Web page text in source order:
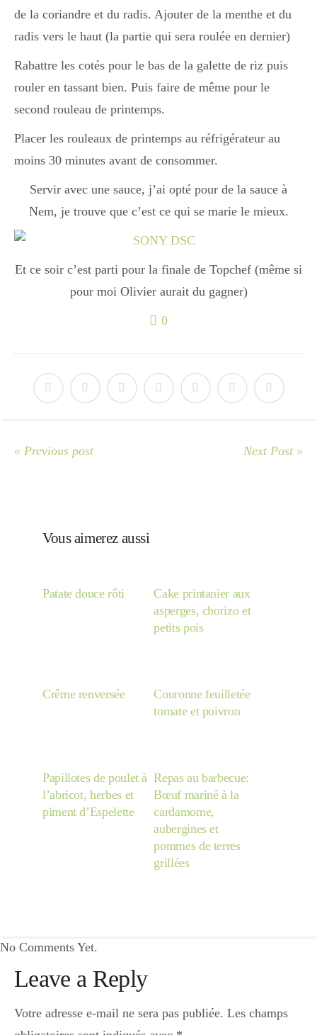
Halloween
Japon
Boulette
de la coriandre et du radis. Ajouter de la menthe et du
radis vers le haut (la partie qui sera roulée en dernier)
Rabattre les cotés pour le bas de la galette de riz puis
rouler en tassant bien. Puis faire de même pour le
second rouleau de printemps.
Placer les rouleaux de printemps au réfrigérateur au
moins 30 minutes avant de consommer.
Servir avec une sauce, j’ai opté pour de la sauce à
Nem, je trouve que c’est ce qui se marie le mieux.
Et ce soir c’est parti pour la finale de Topchef (même si
pour moi Olivier aurait du gagner)
0
« Previous post Next Post »
Vous aimerez aussi
Patate douce rôti
Cake printanier aux
asperges, chorizo et
petits pois
Crême renversée
Couronne feuilletée
tomate et poivron
Papillotes de poulet à
l’abricot, herbes et
piment d’Espelette
Repas au barbecue:
Bœuf mariné à la
cardamome,
aubergines et
pommes de terres
grillées
No Comments Yet.
Leave a Reply
Votre adresse e-mail ne sera pas publiée. Les champs